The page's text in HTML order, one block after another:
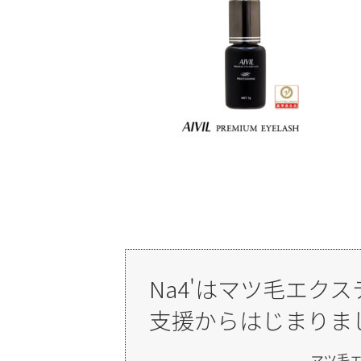
Na4'はマツ毛エク
支援からはじまりま